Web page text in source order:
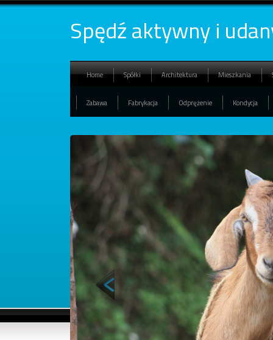
Spędź aktywny i
Home Spółki Architektura Mieszkania
Zabawa Fabrykacja Odprężenie Kondycja